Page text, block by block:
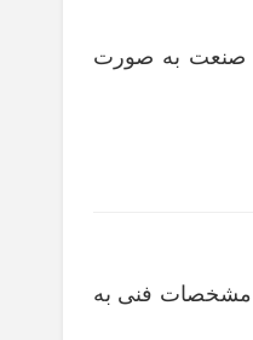
صنعت به صورت
مشخصات فنی به